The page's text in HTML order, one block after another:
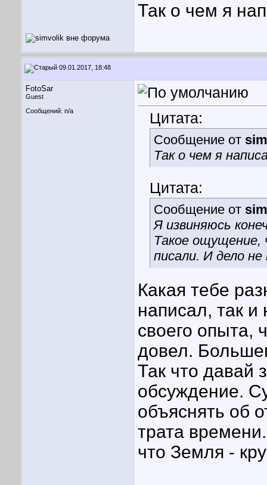
Так о чем я
09.01.2017, 18:48
FotoSar
Guest
Сообщений: n/a
Цитата:
Сообщение от
Так о чем я
Цитата:
Сообщение от
Я извиняюсь
Такое
писали. И дело
Какая тебе
написал, так
своего опыта,
довел.
Так что давай
обсуждение.
объяснять об
трата
что Земля -